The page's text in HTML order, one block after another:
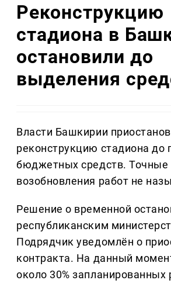
Реконструкцию
стадиона в
остановили до
выделения
Власти Башкирии
реконструкцию стадиона до
бюджетных средств. Точные
возобновления работ не
Решение о временной
республиканским
Подрядчик уведомлён о
контракта. На данный
около 30% запланированных